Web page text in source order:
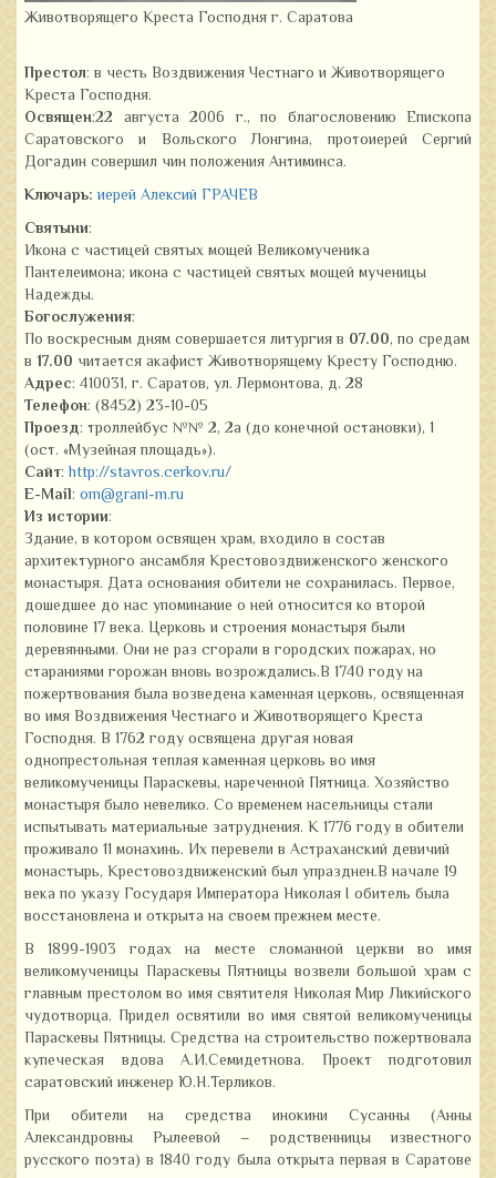
Животворящего Креста Господня г. Саратова
Престол: в честь Воздвижения Честнаго и Животворящего
Креста Господня.
Освящен:22 августа 2006 г., по благословению Епископа
Саратовского и Вольского Лонгина, протоиерей Сергий
Догадин совершил чин положения Антиминса.
Ключарь:иерей Алексий ГРАЧЕВ
Святыни:
Икона с частицей святых мощей Великомученика
Пантелеимона; икона с частицей святых мощей мученицы
Надежды.
Богослужения:
По воскресным дням совершается литургия в 07.00, по средам
в 17.00 читается акафист Животворящему Кресту Господню.
Адрес: 410031, г. Саратов, ул. Лермонтова, д. 28
Телефон: (8452) 23-10-05
Проезд: троллейбус №№ 2, 2а (до конечной остановки), 1
(ост. «Музейная площадь»).
Сайт:http://stavros.cerkov.ru/
E-Mail: om@grani-m.ru
Из истории:
Здание, в котором освящен храм, входило в состав
архитектурного ансамбля Крестовоздвиженского женского
монастыря. Дата основания обители не сохранилась. Первое,
дошедшее до нас упоминание о ней относится ко второй
половине 17 века. Церковь и строения монастыря были
деревянными. Они не раз сгорали в городских пожарах, но
стараниями горожан вновь возрождались.В 1740 году на
пожертвования была возведена каменная церковь, освященная
во имя Воздвижения Честнаго и Животворящего Креста
Господня. В 1762 году освящена другая новая
однопрестольная теплая каменная церковь во имя
великомученицы Параскевы, нареченной Пятница. Хозяйство
монастыря было невелико. Со временем насельницы стали
испытывать материальные затруднения. К 1776 году в обители
проживало 11 монахинь. Их перевели в Астраханский девичий
монастырь, Крестовоздвиженский был упразднен.В начале 19
века по указу Государя Императора Николая I обитель была
восстановлена и открыта на своем прежнем месте.
В 1899-1903 годах на месте сломанной церкви во имя
великомученицы Параскевы Пятницы возвели большой храм с
главным престолом во имя святителя Николая Мир Ликийского
чудотворца. Придел освятили во имя святой великомученицы
Параскевы Пятницы. Средства на строительство пожертвовала
купеческая вдова А.И.Семидетнова. Проект подготовил
саратовский инженер Ю.Н.Терликов.
При обители на средства инокини Сусанны (Анны
Александровны Рылеевой – родственницы известного
русского поэта) в 1840 году была открыта первая в Саратове